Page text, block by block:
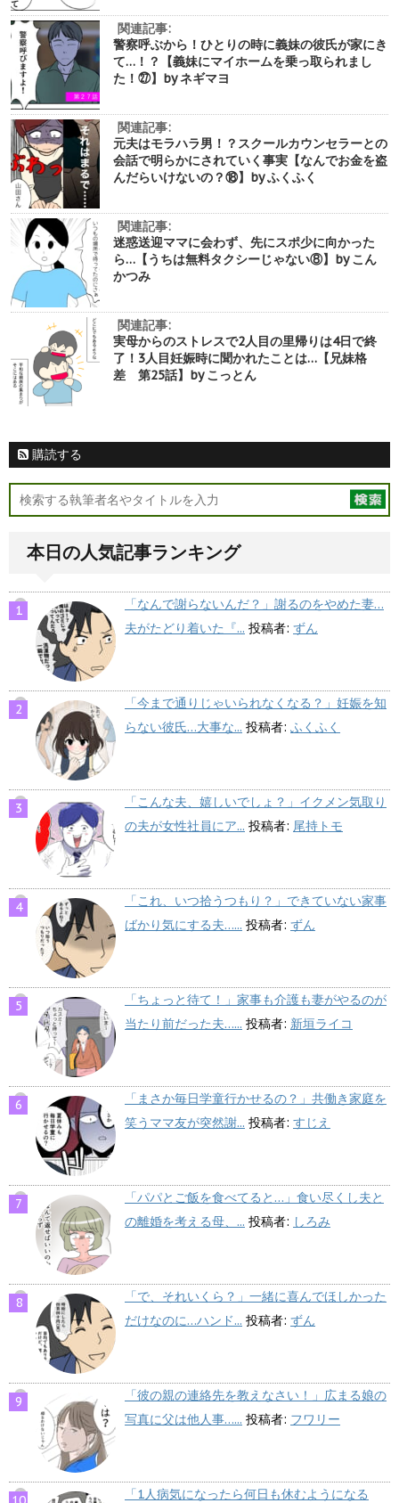
関連記事:
警察呼ぶから！ひとりの時に義妹の彼氏が家にき
て…！？【義妹にマイホームを乗っ取られまし
た！㉗】by ネギマヨ
関連記事:
元夫はモラハラ男！？スクールカウンセラーとの
会話で明らかにされていく事実【なんでお金を盗
んだらいけないの？⑱】by ふくふく
関連記事:
迷惑送迎ママに会わず、先にスポ少に向かった
ら…【うちは無料タクシーじゃない⑧】by こん
かつみ
関連記事:
実母からのストレスで2人目の里帰りは4日で終
了！3人目妊娠時に聞かれたことは…【兄妹格
差 第25話】by こっとん
購読する
本日の人気記事ランキング
「なんで謝らないんだ？」謝るのをやめた妻…
夫がたどり着いた『... 投稿者: ずん
「今まで通りじゃいられなくなる？」妊娠を知
らない彼氏…大事な... 投稿者: ふくふく
「こんな夫、嬉しいでしょ？」イクメン気取り
の夫が女性社員にア... 投稿者: 尾持トモ
「これ、いつ拾うつもり？」できていない家事
ばかり気にする夫…... 投稿者: ずん
「ちょっと待て！」家事も介護も妻がやるのが
当たり前だった夫…... 投稿者: 新垣ライコ
「まさか毎日学童行かせるの？」共働き家庭を
笑うママ友が突然謝... 投稿者: すじえ
「パパとご飯を食べてると…」食い尽くし夫と
の離婚を考える母、... 投稿者: しろみ
「で、それいくら？」一緒に喜んでほしかった
だけなのに…ハンド... 投稿者: ずん
「彼の親の連絡先を教えなさい！」広まる娘の
写真に父は他人事…... 投稿者: フワリー
「1人病気になったら何日も休むようになる